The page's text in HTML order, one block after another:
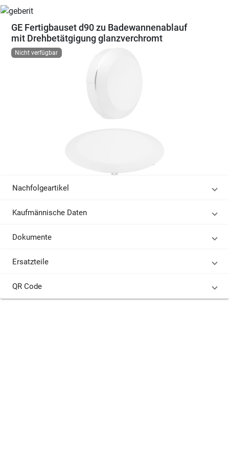
GE Fertigbauset d90 zu Badewannenablauf
mit Drehbetätgigung glanzverchromt
Nicht verfügbar
Nachfolgeartikel
Kaufmännische Daten
Dokumente
Ersatzteile
QR Code